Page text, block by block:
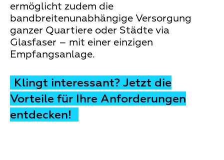
ermöglicht zudem die
bandbreitenunabhängige Versorgung
ganzer Quartiere oder Städte via
Glasfaser – mit einer einzigen
Empfangsanlage.
Klingt interessant? Jetzt die
Vorteile für Ihre Anforderungen
entdecken!